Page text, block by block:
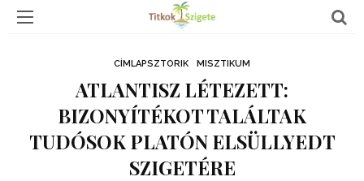
CÍMLAPSZTORIK MISZTIKUM
ATLANTISZ LÉTEZETT:
BIZONYÍTÉKOT TALÁLTAK
TUDÓSOK PLATÓN ELSÜLLYEDT
SZIGETÉRE